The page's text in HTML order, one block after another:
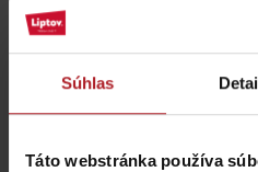
Súhlas
Táto webstránka používa